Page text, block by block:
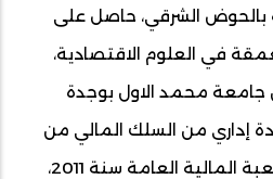
ببوصطيله بالحوض الشرقي، حاصل على
في العلوم الاقتصادية،
جامعة محمد الاول بوجدة
2008، وشهادة إداري من السلك المالي من
المدرسة الوطنية للإدارة، شعبة المالية العامة سنة 2011،